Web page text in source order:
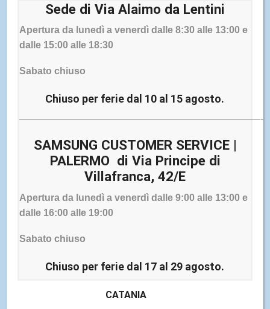
SCEGLI IL PRODOTTO PER IL QUALE VUOI
ESTENDERE LA GARANZIA, LA DURATA E INVIACI UNA
COSTI DEL SERVIZIO
EFFETTUATO L'ACQUISTO, RICEVI DA SONY UNA
ATTIVARE LA TUA ESTENSIONE.
Sede di Via Alaimo da Lentini
Apertura da lunedì a venerdì dalle 8:30 alle 13:00 e
dalle 15:00 alle 18:30
Sabato chiuso
Chiuso per ferie dal 10 al 15 agosto.
—————————————————————————-
SAMSUNG CUSTOMER SERVICE |
PALERMO di Via Principe di
Villafranca, 42/E
Apertura da lunedì a venerdì dalle 9:00 alle 13:00 e
dalle 16:00 alle 19:00
Sabato chiuso
Chiuso per ferie dal 17 al 29 agosto.
CATANIA